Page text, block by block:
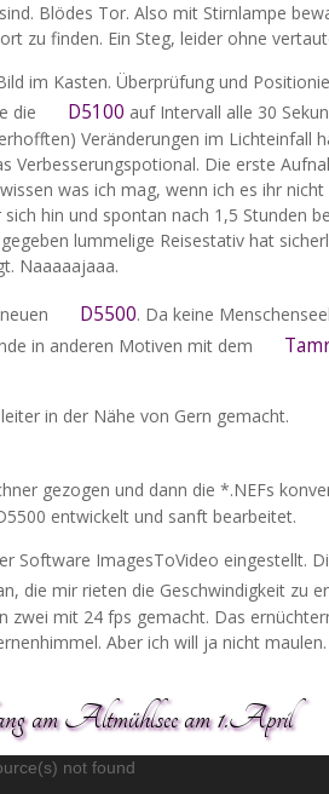
Blödes Tor. Also mit Stirnlampe
zu finden. Ein Steg, leider ohne
im Kasten. Überprüfung und
die
D5100 auf Intervall alle 30
Veränderungen im Lichteinfall
Verbesserungspotional. Die erste
was ich mag, wenn ich es ihr
hin und spontan nach 1,5 Stunden
lummelige Reisestativ hat
Naaaaajaaa.
D5500. Da keine
in anderen Motiven mit dem
in der Nähe von Gern gemacht.
gezogen und dann die *.NEFs
entwickelt und sanft bearbeitet.
Software ImagesToVideo eingestellt.
die mir rieten die Geschwindigkeit zu
zwei mit 24 fps gemacht. Das
Aber ich will ja nicht
am Altmühlsee am 1.April
Video-not found